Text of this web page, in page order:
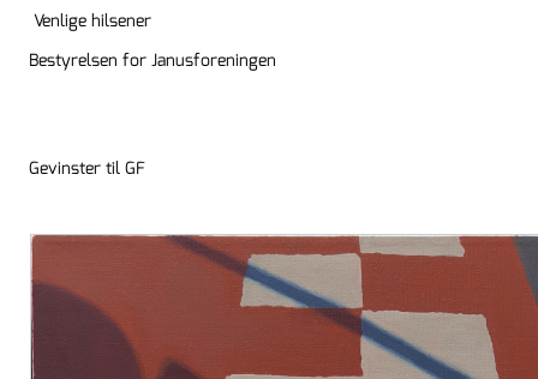
Venlige hilsener
Bestyrelsen for Janusforeningen
Gevinster til GF